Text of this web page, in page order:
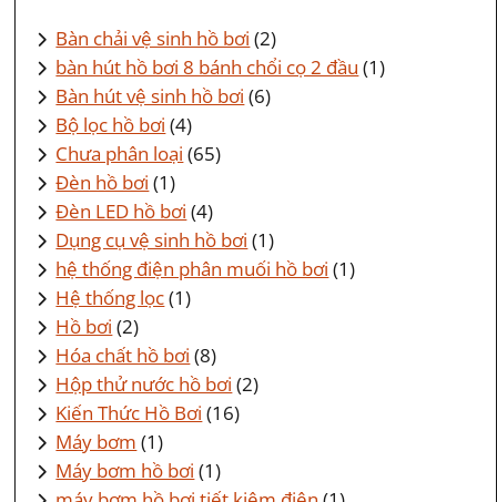
Bàn chải vệ sinh hồ bơi (2)
bàn hút hồ bơi 8 bánh chổi cọ 2 đầu (1)
Bàn hút vệ sinh hồ bơi (6)
Bộ lọc hồ bơi (4)
Chưa phân loại (65)
Đèn hồ bơi (1)
Đèn LED hồ bơi (4)
Dụng cụ vệ sinh hồ bơi (1)
hệ thống điện phân muối hồ bơi (1)
Hệ thống lọc(1)
Hồ bơi (2)
Hóa chất hồ bơi (8)
Hộp thử nước hồ bơi (2)
Kiến Thức Hồ Bơi (16)
Máy bơm (1)
Máy bơm hồ bơi (1)